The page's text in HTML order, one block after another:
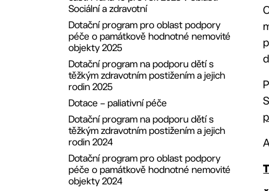
27. ZMČ ze dne 20.12.2021
26. ZMČ ze dne 15.11.2021
25. ZMČ ze dne 20.9.2021
24. ZMČ ze dne 21.6.2021
23. ZMČ ze dne 12.4.2021
22. ZMČ ze dne 25.1.2021
21. ZMČ dne 21.12.2020
20. ZMČ dne 9.11.2020
19. ZMČ dne 30.9.2020
17. ZMČ ze dne 22.6.2020
16. ZMČ ze dne 25.5.2020
Redakční rada
Sociální a zdravotní
Dotační program pro oblast podpory
péče o památkově hodnotné nemovité
objekty 2025
Dotační program na podporu dětí s
těžkým zdravotním postižením a jejich
rodin 2025
Dotace – paliativní péče
Dotační program na podporu dětí s
těžkým zdravotním postižením a jejich
rodin 2024
Dotační program pro oblast podpory
péče o památkově hodnotné nemovité
objekty 2024